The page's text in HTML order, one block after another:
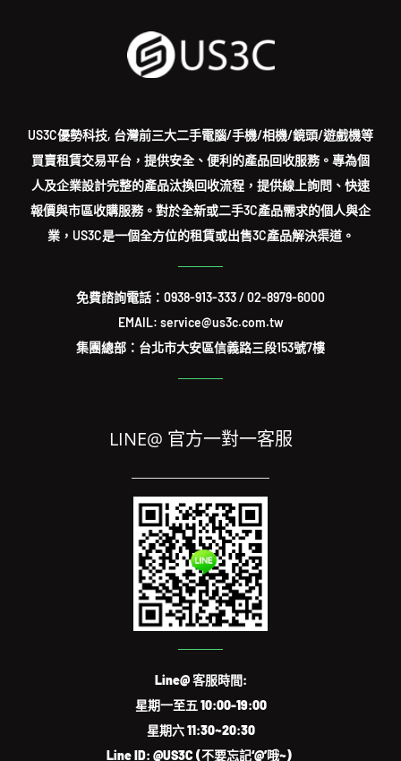
US3C優勢科技, 台灣前三大二手電腦/手機/相機/鏡頭/遊戲機等
買賣租賃交易平台，提供安全、便利的產品回收服務。專為個
人及企業設計完整的產品汰換回收流程，提供線上詢問、快速
報價與市區收購服務。對於全新或二手3C產品需求的個人與企
業，US3C是一個全方位的租賃或出售3C產品解決渠道。
免費諮詢電話： 0938-913-333/02-8979-6000
EMAIL: service@us3c.com.tw
集團總部：台北市大安區信義路三段153號7樓
LINE@ 官方一對一客服
Line@ 客服時間:
星期一至五 10:00-19:00
星期六 11:30~20:30
Line ID: @US3C (不要忘記‘@’哦~)